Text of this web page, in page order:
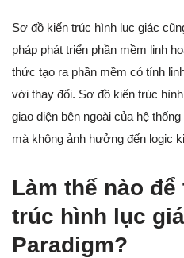
Sơ đồ kiến trúc hình lục giác
pháp phát triển phần mềm linh
thức tạo ra phần mềm có tính
với thay đổi. Sơ đồ kiến trúc
giao diện bên ngoài của hệ
mà không ảnh hưởng đến logic
Làm thế nào
trúc hình lục
Paradigm?